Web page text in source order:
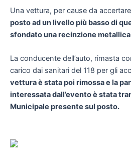
Una vettura, per cause da
posto ad un livello più basso di
sfondato una recinzione
La conducente dell’auto, rimasta
carico dai sanitari del 118 per gli
vettura è stata poi rimossa e la
interessata dall’evento è stata
Municipale presente sul posto.